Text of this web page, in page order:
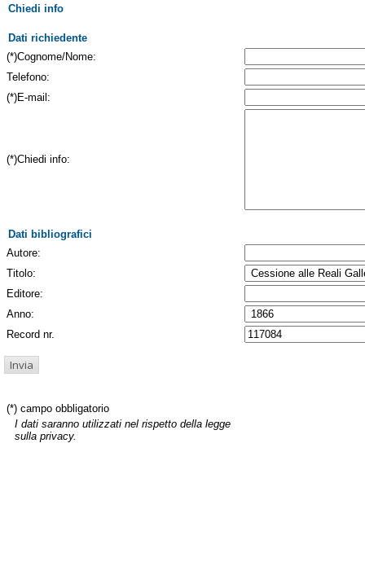
Chiedi info
Dati richiedente
(*)Cognome/Nome:
Telefono:
(*)E-mail:
(*)Chiedi info:
Dati bibliografici
Autore:
Titolo:
Editore:
Anno:
Record nr.
(*) campo obbligatorio
I dati saranno utilizzati nel rispetto della legge
sulla privacy.